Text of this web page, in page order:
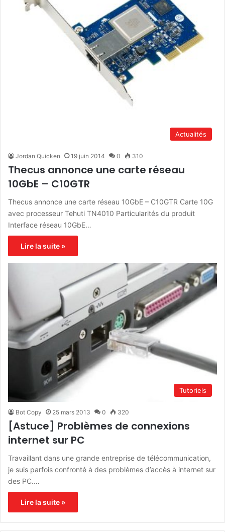
Actualités
Jordan Quicken 19 juin 2014 0 310
Thecus annonce une carte réseau
10GbE – C10GTR
Thecus annonce une carte réseau 10GbE – C10GTR Carte 10G
avec processeur Tehuti TN4010 Particularités du produit
Interface réseau 10GbE…
Lire la suite »
Tutoriels
Bot Copy 25 mars 2013 0 320
[Astuce] Problèmes de connexions
internet sur PC
Travaillant dans une grande entreprise de télécommunication,
je suis parfois confronté à des problèmes d’accès à internet sur
des PC.…
Lire la suite »